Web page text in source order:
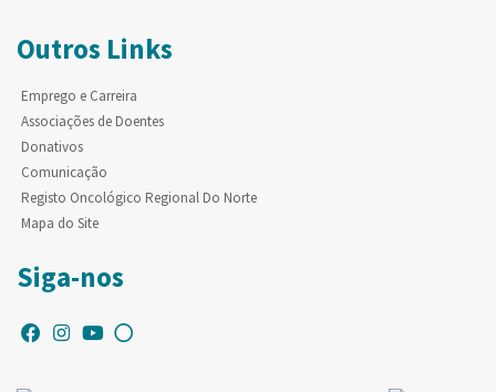
Outros Links
Emprego e Carreira
Associações de Doentes
Donativos
Comunicação
Registo Oncológico Regional Do Norte
Mapa do Site
Siga-nos